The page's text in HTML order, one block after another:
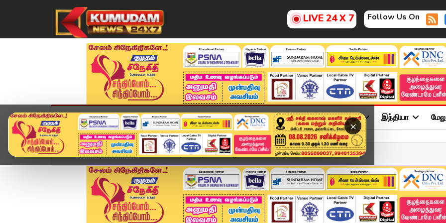
LIVE 24 X 7 Follow Us On
×
முகப்பு விளையாட்டு அண்மை தமிழ்நாடு சினிமா அரசியல் விளையாட்டு இந்தியா
Home வீடியோ ஸ்டோரி Seeman Speech | "கல்வி விழாவா? பாடல் வெளியீட்டு...